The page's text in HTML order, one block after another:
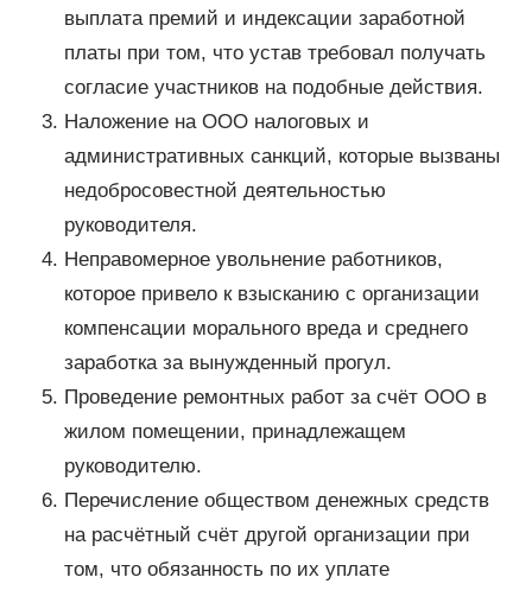
выплата премий и индексации заработной
платы при том, что устав требовал получать
согласие участников на подобные действия.
Наложение на ООО налоговых и
административных санкций, которые вызваны
недобросовестной деятельностью
руководителя.
Неправомерное увольнение работников,
которое привело к взысканию с организации
компенсации морального вреда и среднего
заработка за вынужденный прогул.
Проведение ремонтных работ за счёт ООО в
жилом помещении, принадлежащем
руководителю.
Перечисление обществом денежных средств
на расчётный счёт другой организации при
том, что обязанность по их уплате